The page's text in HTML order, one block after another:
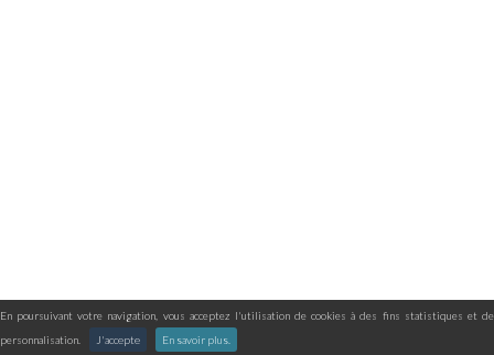
En poursuivant votre navigation, vous acceptez l'utilisation de cookies à des fins statistiques et de
personnalisation.
J'accepte En savoir plus.